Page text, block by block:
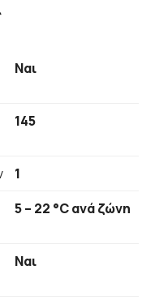
Ναι
145
1
5 – 22 °C ανά ζώνη
Ναι